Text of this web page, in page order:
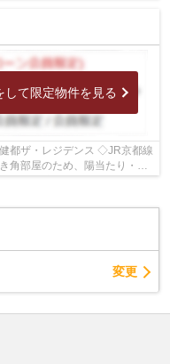
室収納が...
して限定物件を見る
都ザ・レジデンス ◇JR京都線
角部屋のため、陽当たり・通
◇各居室...
変更